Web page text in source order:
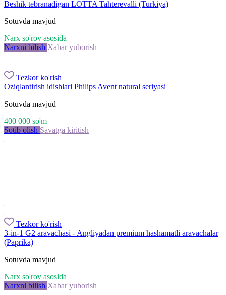
Beshik tebranadigan LOTTA Tahterevalli (Turkiya)
Sotuvda mavjud
Narx so'rov asosida
Narxni bilish Xabar yuborish
Tezkor ko'rish
Oziqlantirish idishlari Philips Avent natural seriyasi
Sotuvda mavjud
400 000 so'm
Sotib olish Savatga kiritish
Tezkor ko'rish
3-in-1 G2 aravachasi - Angliyadan premium hashamatli aravachalar
(Paprika)
Sotuvda mavjud
Narx so'rov asosida
Narxni bilish Xabar yuborish